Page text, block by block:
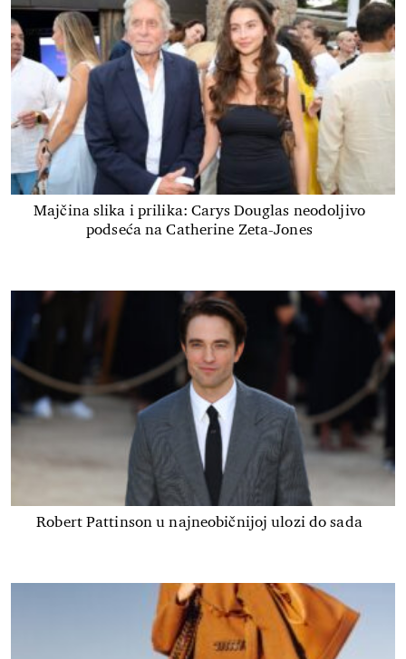
Majčina slika i prilika: Carys Douglas neodoljivo
podseća na Catherine Zeta-Jones
Robert Pattinson u najneobičnijoj ulozi do sada